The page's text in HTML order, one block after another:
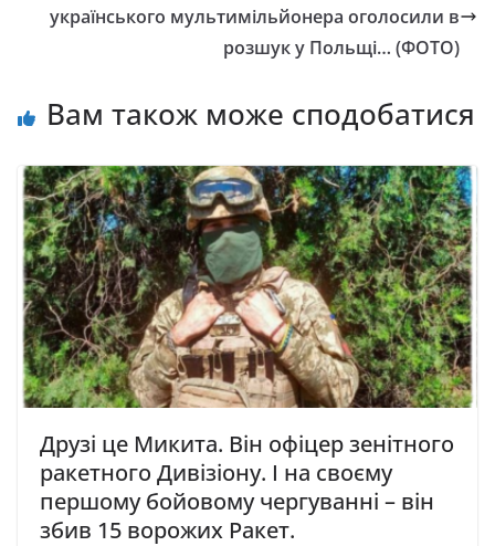
українського мультимільйонера оголосили в
розшук у Польщі… (ФОТО)
Вам також може сподобатися
Друзі це Микита. Він офіцер зенітного
ракетного Дивізіону. І на своєму
першому бойовому чергуванні – він
збив 15 ворожих Ракет.